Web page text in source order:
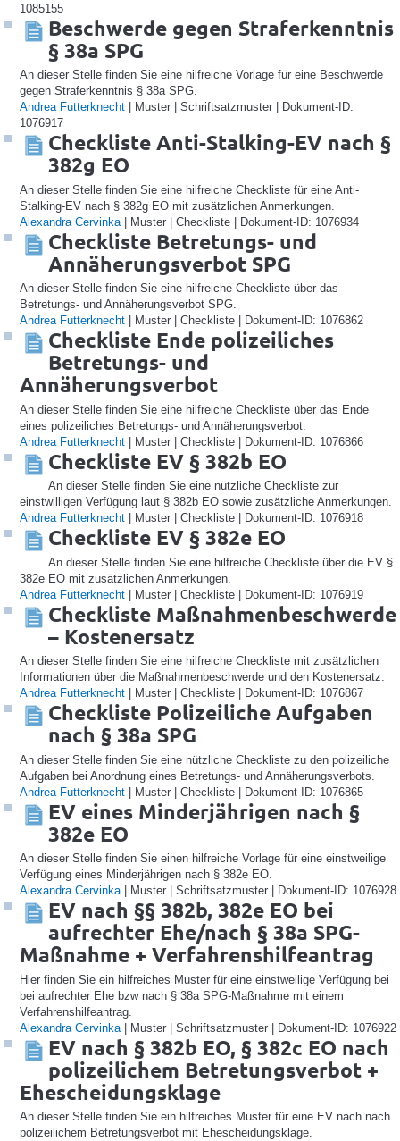
1085155
Beschwerde gegen Straferkenntnis
§ 38a SPG
An dieser Stelle finden Sie eine hilfreiche Vorlage für eine Beschwerde
gegen Straferkenntnis § 38a SPG.
Andrea Futterknecht | Muster | Schriftsatzmuster | Dokument-ID:
1076917
Checkliste Anti-Stalking-EV nach §
382g EO
An dieser Stelle finden Sie eine hilfreiche Checkliste für eine Anti-
Stalking-EV nach § 382g EO mit zusätzlichen Anmerkungen.
Alexandra Cervinka | Muster | Checkliste | Dokument-ID: 1076934
Checkliste Betretungs- und
Annäherungsverbot SPG
An dieser Stelle finden Sie eine hilfreiche Checkliste über das
Betretungs- und Annäherungsverbot SPG.
Andrea Futterknecht | Muster | Checkliste | Dokument-ID: 1076862
Checkliste Ende polizeiliches
Betretungs- und
Annäherungsverbot
An dieser Stelle finden Sie eine hilfreiche Checkliste über das Ende
eines polizeiliches Betretungs- und Annäherungsverbot.
Andrea Futterknecht | Muster | Checkliste | Dokument-ID: 1076866
Checkliste EV § 382b EO
An dieser Stelle finden Sie eine nützliche Checkliste zur
einstwilligen Verfügung laut § 382b EO sowie zusätzliche Anmerkungen.
Andrea Futterknecht | Muster | Checkliste | Dokument-ID: 1076918
Checkliste EV § 382e EO
An dieser Stelle finden Sie eine hilfreiche Checkliste über die EV §
382e EO mit zusätzlichen Anmerkungen.
Andrea Futterknecht | Muster | Checkliste | Dokument-ID: 1076919
Checkliste Maßnahmenbeschwerde
– Kostenersatz
An dieser Stelle finden Sie eine hilfreiche Checkliste mit zusätzlichen
Informationen über die Maßnahmenbeschwerde und den Kostenersatz.
Andrea Futterknecht | Muster | Checkliste | Dokument-ID: 1076867
Checkliste Polizeiliche Aufgaben
nach § 38a SPG
An dieser Stelle finden Sie eine nützliche Checkliste zu den polizeiliche
Aufgaben bei Anordnung eines Betretungs- und Annäherungsverbots.
Andrea Futterknecht | Muster | Checkliste | Dokument-ID: 1076865
EV eines Minderjährigen nach §
382e EO
An dieser Stelle finden Sie einen hilfreiche Vorlage für eine einstweilige
Verfügung eines Minderjährigen nach § 382e EO.
Alexandra Cervinka| Muster | Schriftsatzmuster | Dokument-ID: 1076928
EV nach §§ 382b, 382e EO bei
aufrechter Ehe/nach § 38a SPG-
Maßnahme + Verfahrenshilfeantrag
Hier finden Sie ein hilfreiches Muster für eine einstweilige Verfügung bei
bei aufrechter Ehe bzw nach § 38a SPG-Maßnahme mit einem
Verfahrenshilfeantrag.
Alexandra Cervinka | Muster | Schriftsatzmuster | Dokument-ID: 1076922
EV nach § 382b EO, § 382c EO nach
polizeilichem Betretungsverbot +
Ehescheidungsklage
An dieser Stelle finden Sie ein hilfreiches Muster für eine EV nach nach
polizeilichem Betretungsverbot mit Ehescheidungsklage.